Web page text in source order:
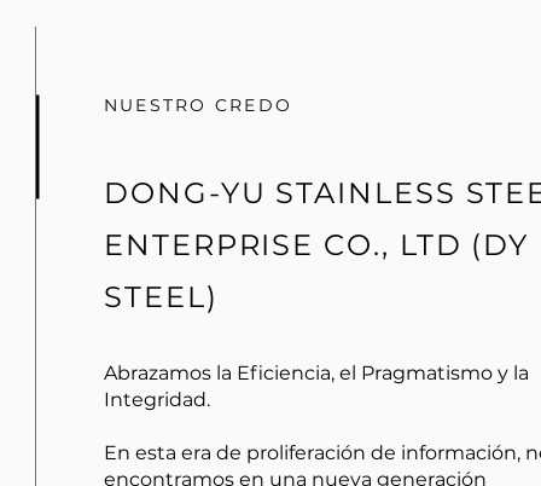
NUESTRO CREDO
DONG-YU STAINLESS
ENTERPRISE CO., LTD (DY
STEEL)
Abrazamos la Eficiencia, el Pragmatismo y la
Integridad.
En esta era de proliferación de información,
encontramos en una nueva generación